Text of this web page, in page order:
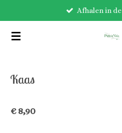
naar
Afhalen in de foodbar
Kaas
€ 8,90